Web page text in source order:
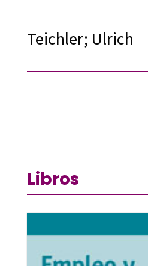
Teichler; Ulrich
Libros